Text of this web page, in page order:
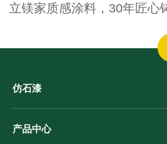
立镁家质感涂料，30年匠心铸
仿石漆
产品中心